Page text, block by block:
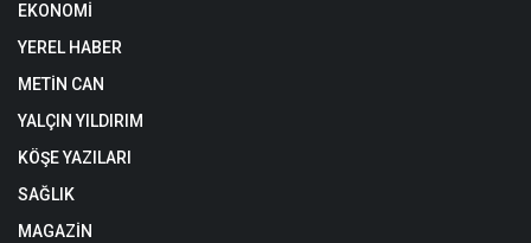
EKONOMİ
YEREL HABER
METİN CAN
YALÇIN YILDIRIM
KÖŞE YAZILARI
SAĞLIK
MAGAZİN